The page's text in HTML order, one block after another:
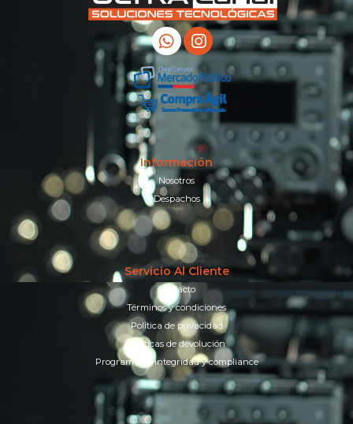
Información
Nosotros
Despachos
Servicio Al Cliente
Contacto
Términos y condiciones
Política de privacidad
Políticas de devolución
Programa de integridad y compliance